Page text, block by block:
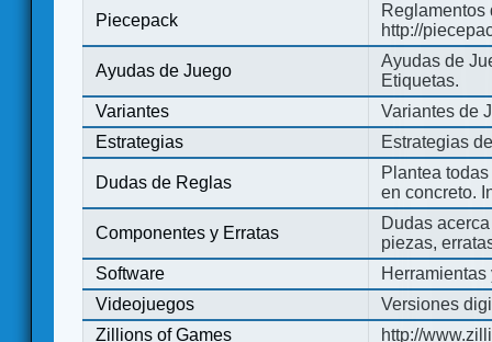
Piecepack
Reglamentos
http://
Ayudas de Juego
Ayudas de
Etiquetas.
Variantes
Variantes de
Estrategias
Estrategias
Dudas de Reglas
Plantea
en concreto.
Componentes y Erratas
Dudas
piezas,
Software
Videojuegos
Versiones
Zillions of Games
http://